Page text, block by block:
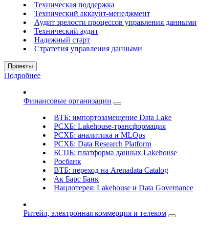
Техническая поддержка
Технический аккаунт-менеджмент
Аудит зрелости процессов управления данными
Технический аудит
Надежный старт
Стратегия управления данными
Проекты
Подробнее
Финансовые организации
ВТБ: импортозамещение Data Lake
РСХБ: Lakehouse-трансформация
РСХБ: аналитика и MLOps
РСХБ: Data Research Platform
БСПБ: платформа данных Lakehouse
Росбанк
ВТБ: переход на Arenadata Catalog
Ак Барс Банк
Нацлотерея: Lakehouse и Data Governance
Ритейл, электронная коммерция и телеком